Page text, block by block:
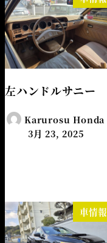
左ハンドルサニー
Karurosu Honda
3月 23, 2025
車情報